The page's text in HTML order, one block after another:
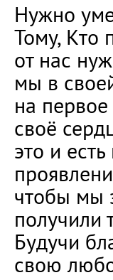
Нужно
Тому, Кто
от нас
мы в
на
своё
это и
чтобы мы
получили
Будучи
свою